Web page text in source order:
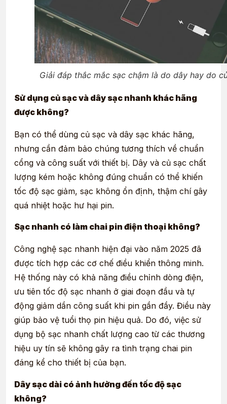
Giải đáp thắc mắc sạc chậm là do dây hay do
Sử dụng củ sạc và dây sạc nhanh khác hãng
được không?
Bạn có thể dùng củ sạc và dây sạc khác hãng,
nhưng cần đảm bảo chúng tương thích về chuẩn
cổng và công suất với thiết bị. Dây và củ sạc chất
lượng kém hoặc không đúng chuẩn có thể khiến
tốc độ sạc giảm, sạc không ổn định, thậm chí gây
quá nhiệt hoặc hư hại pin.
Sạc nhanh có làm chai pin điện thoại không?
Công nghệ sạc nhanh hiện đại vào năm 2025 đã
được tích hợp các cơ chế điều khiển thông minh.
Hệ thống này có khả năng điều chỉnh dòng điện,
ưu tiên tốc độ sạc nhanh ở giai đoạn đầu và tự
động giảm dần công suất khi pin gần đầy. Điều này
giúp bảo vệ tuổi thọ pin hiệu quả. Do đó, việc sử
dụng bộ sạc nhanh chất lượng cao từ các thương
hiệu uy tín sẽ không gây ra tình trạng chai pin
đáng kể cho thiết bị của bạn.
Dây sạc dài có ảnh hưởng đến tốc độ sạc
không?